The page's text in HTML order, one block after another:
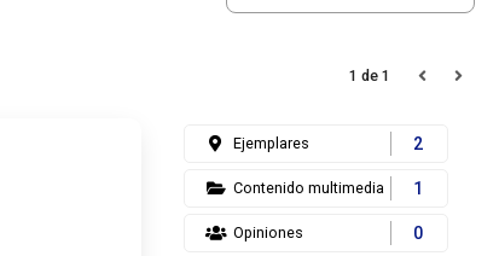
de
1 de 1
Ejemplares 2
Contenido multimedia 1
Opiniones 0